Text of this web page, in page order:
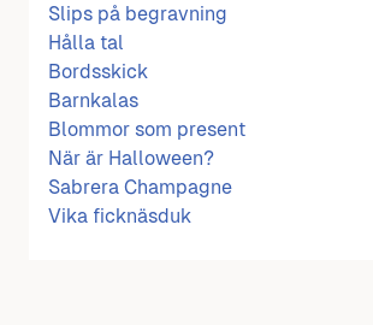
Slips på begravning
Hålla tal
Bordsskick
Barnkalas
Blommor som present
När är Halloween?
Sabrera Champagne
Vika ficknäsduk